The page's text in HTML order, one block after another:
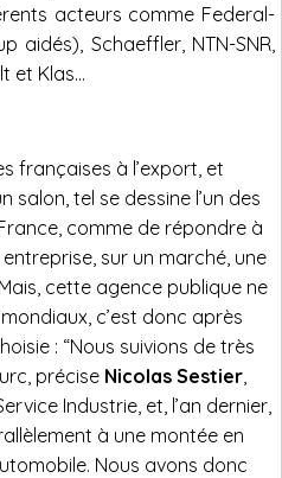
acteurs comme Federal-
aidés), Schaeffler, NTN-SNR,
et Klas…
françaises à l’export, et
salon, tel se dessine l’un des
comme de répondre à
sur un marché, une
cette agence publique ne
c’est donc après
: “Nous suivions de très
précise Nicolas Sestier
Industrie, et, l’an dernier,
à une montée en
Nous avons donc